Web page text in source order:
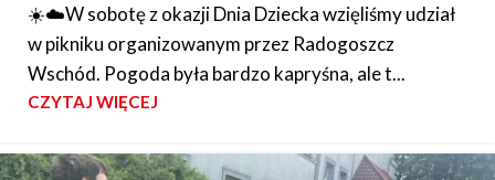
☀️☁️W sobotę z okazji Dnia Dziecka wzięliśmy udział
w pikniku organizowanym przez Radogoszcz
Wschód. Pogoda była bardzo kapryśna, ale t...
CZYTAJ WIĘCEJ